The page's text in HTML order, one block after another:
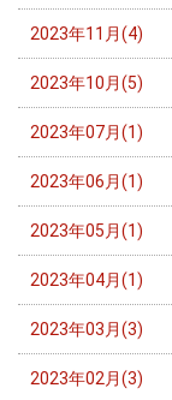
2023年11月(4)
2023年10月(5)
2023年07月(1)
2023年06月(1)
2023年05月(1)
2023年04月(1)
2023年03月(3)
2023年02月(3)